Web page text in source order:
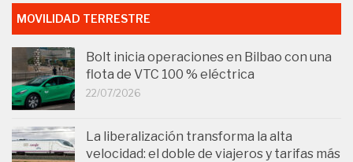
MOVILIDAD TERRESTRE
Bolt inicia operaciones en Bilbao con una
flota de VTC 100 % eléctrica
22/07/2026
La liberalización transforma la alta
velocidad: el doble de viajeros y tarifas más